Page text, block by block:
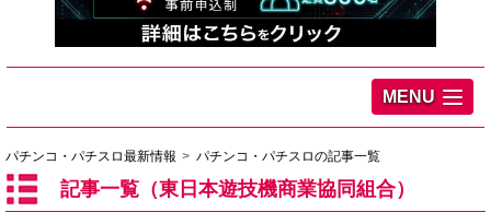
MENU
パチンコ・パチスロ最新情報 パチンコ・パチスロの記事一覧
記事一覧（東日本遊技機商業協同組合）